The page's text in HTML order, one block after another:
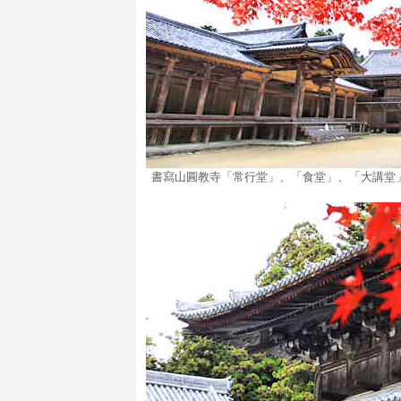
書寫山圓教寺「常行堂」、「食堂」、「大講堂